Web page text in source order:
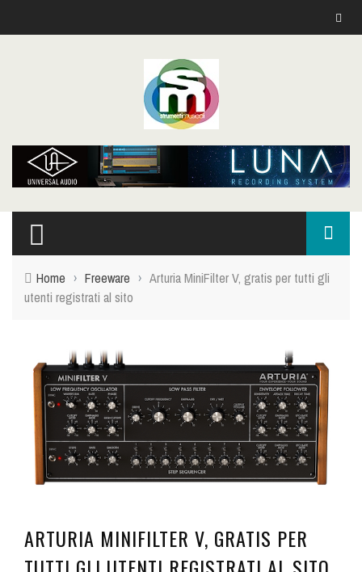
Home › Freeware › Arturia MiniFilter V, gratis per tutti gli
utenti registrati al sito
ARTURIA MINIFILTER V, GRATIS PER